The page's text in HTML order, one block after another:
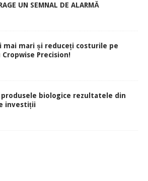
UN SEMNAL DE ALARMĂ
mai mari și reduceți costurile pe
Precision!
biologice rezultatele din
investiții